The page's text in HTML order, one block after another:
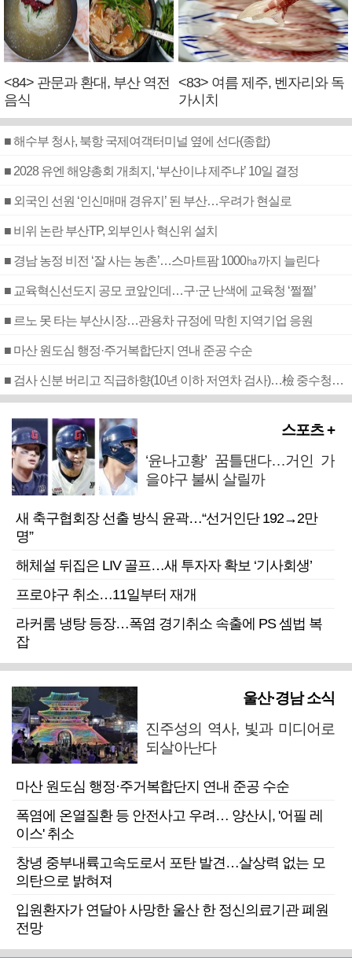
<84> 관문과 환대, 부산 역전
음식
<83> 여름 제주, 벤자리와 독
가시치
■ 해수부 청사, 북항 국제여객터미널 옆에 선다(종합)
■ 2028 유엔 해양총회 개최지, ‘부산이냐 제주냐’ 10일 결정
■ 외국인 선원 ‘인신매매 경유지’ 된 부산…우려가 현실로
■ 비위 논란 부산TP, 외부인사 혁신위 설치
■ 경남 농정 비전 ‘잘 사는 농촌’…스마트팜 1000㏊까지 늘린다
■ 교육혁신선도지 공모 코앞인데…구·군 난색에 교육청 ‘쩔쩔’
■ 르노 못 타는 부산시장…관용차 규정에 막힌 지역기업 응원
■ 마산 원도심 행정·주거복합단지 연내 준공 수순
■ 검사 신분 버리고 직급하향(10년 이하 저연차 검사)…檢 중수청행 기피
스포츠 +
‘윤나고황’ 꿈틀댄다…거인 가
을야구 불씨 살릴까
새 축구협회장 선출 방식 윤곽…“선거인단 192→2만
명”
해체설 뒤집은 LIV 골프…새 투자자 확보 ‘기사회생’
프로야구 취소…11일부터 재개
라커룸 냉탕 등장…폭염 경기취소 속출에 PS 셈법 복
잡
울산·경남 소식
진주성의 역사, 빛과 미디어로
되살아난다
마산 원도심 행정·주거복합단지 연내 준공 수순
폭염에 온열질환 등 안전사고 우려… 양산시, '어필 레
이스' 취소
창녕 중부내륙고속도로서 포탄 발견…살상력 없는 모
의탄으로 밝혀져
입원환자가 연달아 사망한 울산 한 정신의료기관 폐원
전망